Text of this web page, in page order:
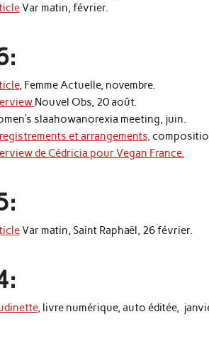
Var matin, février.
, Femme Actuelle, novembre.
Nouvel Obs, 20 août.
slaahowanorexia meeting, juin.
et arrangements,
de Cédricia pour Vegan France.
Var matin, Saint Raphaël, 26 février.
, livre numérique, auto éditée,